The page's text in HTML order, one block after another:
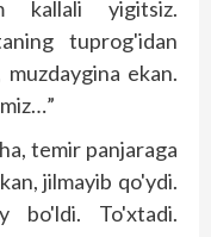
kallali yigitsiz.
tuprog'idan
ekan.
temir panjaraga
jilmayib qo'ydi.
bo'ldi. To'xtadi.